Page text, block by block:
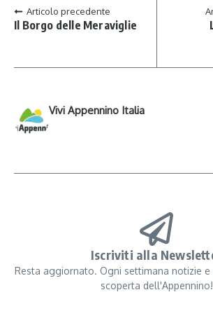
Articolo precedente
Il Borgo delle Meraviglie
Vivi Appennino Italia
Iscriviti alla
Resta aggiornato. Ogni settimana notizie
scoperta dell'Appennino!